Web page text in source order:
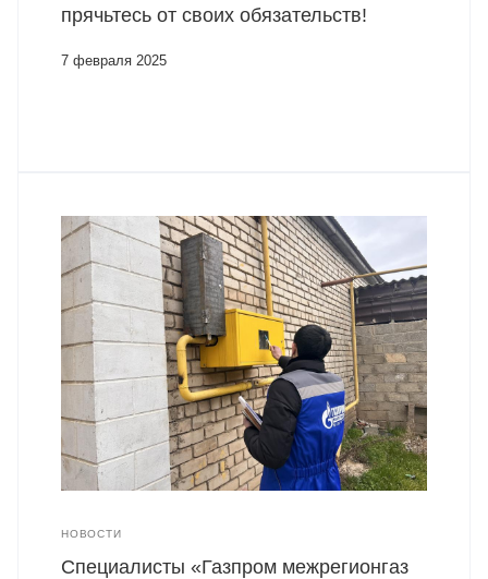
прячьтесь от своих обязательств!
7 февраля 2025
НОВОСТИ
Специалисты «Газпром межрегионгаз